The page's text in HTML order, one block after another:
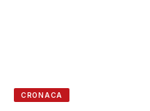
CRONACA